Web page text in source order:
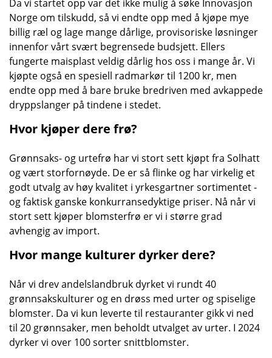
Da vi startet opp var det ikke mulig å søke Innovasjon
Norge om tilskudd, så vi endte opp med å kjøpe mye
billig ræl og lage mange dårlige, provisoriske løsninger
innenfor vårt svært begrensede budsjett. Ellers
fungerte maisplast veldig dårlig hos oss i mange år. Vi
kjøpte også en spesiell radmarkør til 1200 kr, men
endte opp med å bare bruke bredriven med avkappede
dryppslanger på tindene i stedet.
Hvor kjøper dere frø?
Grønnsaks- og urtefrø har vi stort sett kjøpt fra Solhatt
og vært storfornøyde. De er så flinke og har virkelig et
godt utvalg av høy kvalitet i yrkesgartner sortimentet -
og faktisk ganske konkurransedyktige priser. Nå når vi
stort sett kjøper blomsterfrø er vi i større grad
avhengig av import.
Hvor mange kulturer dyrker dere?
Når vi drev andelslandbruk dyrket vi rundt 40
grønnsakskulturer og en drøss med urter og spiselige
blomster. Da vi kun leverte til restauranter gikk vi ned
til 20 grønnsaker, men beholdt utvalget av urter. I 2024
dyrker vi over 100 sorter snittblomster.